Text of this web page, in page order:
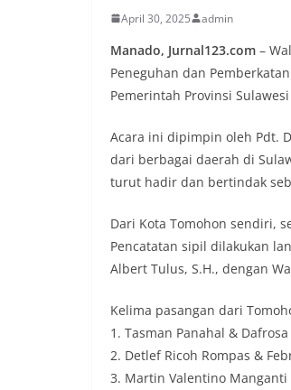
April 30, 2025 admin
Manado, Jurnal123.com –
Peneguhan dan
Pemerintah Provinsi
Acara ini dipimpin oleh Pdt.
dari berbagai daerah di
turut hadir dan bertindak
Dari Kota Tomohon sendiri,
Pencatatan sipil dilakukan
Albert Tulus, S.H., dengan
Kelima pasangan dari
1. Tasman Panahal &
2. Detlef Ricoh Rompas &
3. Martin Valentino